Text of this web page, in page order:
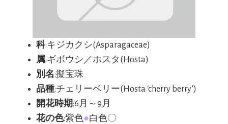
科:キジカクシ(Asparagaceae)
属:ギボウシ／ホスタ(Hosta)
別名:擬宝珠
品種:チェリーベリー(Hosta ‘cherry berry’)
開花時期:6月～9月
花の色:紫色●白色〇